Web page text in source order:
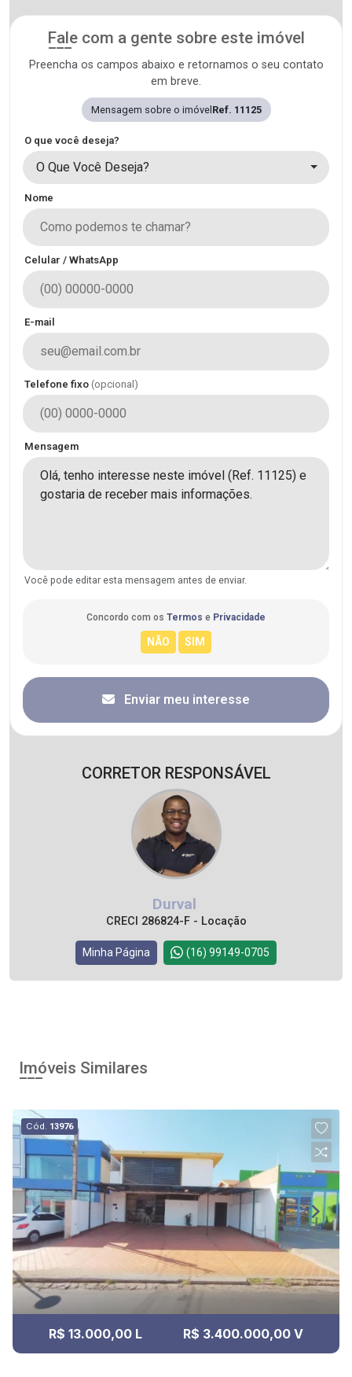
Fale com a gente sobre este imóvel
Preencha os campos abaixo e retornamos o seu contato
em breve.
Mensagem sobre o imóvelRef. 11125
O que você deseja?
O Que Você Deseja?
Nome
Celular / WhatsApp
E-mail
Telefone fixo (opcional)
Mensagem
Você pode editar esta mensagem antes de enviar.
Concordo com os Termos e Privacidade
Enviar meu interesse
CORRETOR RESPONSÁVEL
Durval
CRECI 286824-F - Locação
Minha Página (16) 99149-0705
Imóveis Similares
Cód. 13976
R$ 13.000,00 L R$ 3.400.000,00 V